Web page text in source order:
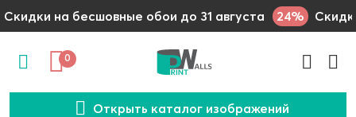
Скидки на бесшовные обои до 31 августа 24%
0
Открыть каталог изображений